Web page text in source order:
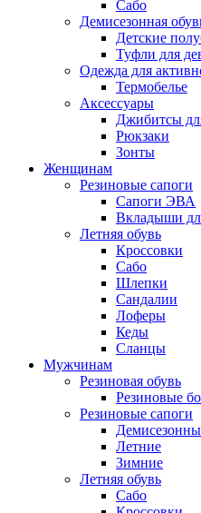
Сабо
Демисезонная
Детские
Туфли для
Одежда для
Термобелье
Аксессуары
Джибитсы
Рюкзаки
Зонты
Женщинам
Резиновые сапоги
Cапоги ЭВА
Вкладыши
Летняя обувь
Кроссовки
Сабо
Шлепки
Сандалии
Лоферы
Кеды
Сланцы
Мужчинам
Резиновая обувь
Резиновые
Резиновые сапоги
Летние
Зимние
Летняя обувь
Сабо